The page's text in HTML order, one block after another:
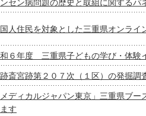
セン病問題の歴史と取組に関するパ
人住民を対象とした三重県オンライ
６年度 三重県子どもの学び・体験
斎宮跡第２０７次（１区）の発掘調
ディカルジャパン東京」三重県ブ
す